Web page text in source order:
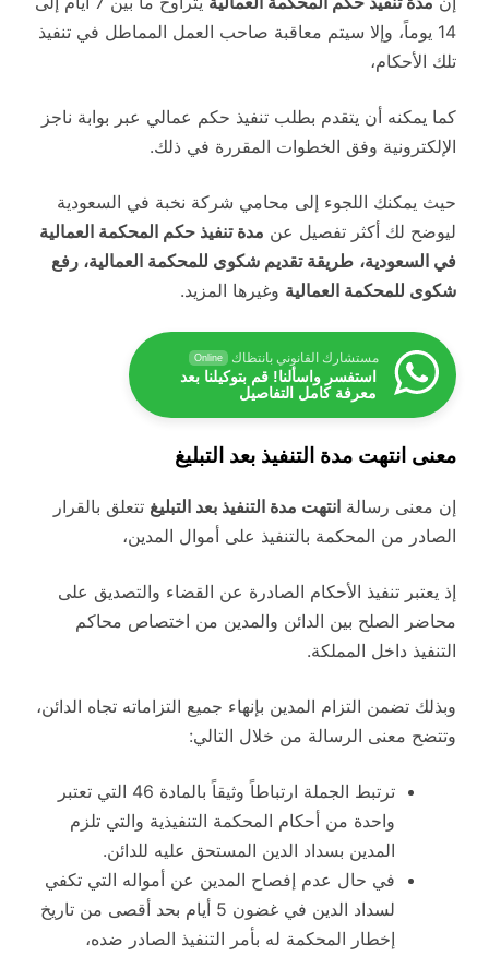
14 يوماً، وإلا سيتم معاقبة صاحب العمل المماطل في تنفيذ
تلك الأحكام،
كما يمكنه أن يتقدم بطلب تنفيذ حكم عمالي عبر بوابة ناجز
الإلكترونية وفق الخطوات المقررة في ذلك.
حيث يمكنك اللجوء إلى محامي شركة نخبة في السعودية
ليوضح لك أكثر تفصيل عن مدة تنفيذ حكم المحكمة العمالية
في السعودية، طريقة تقديم شكوى للمحكمة العمالية، رفع
شكوى للمحكمة العمالية وغيرها المزيد.
مستشارك القانوني بانتظاك Online
استفسر واسألنا! قم بتوكيلنا بعد
معرفة كامل التفاصيل
معنى انتهت مدة التنفيذ بعد التبليغ
إن معنى رسالة انتهت مدة التنفيذ بعد التبليغ تتعلق بالقرار
الصادر من المحكمة بالتنفيذ على أموال المدين،
إذ يعتبر تنفيذ الأحكام الصادرة عن القضاء والتصديق على
محاضر الصلح بين الدائن والمدين من اختصاص محاكم
التنفيذ داخل المملكة.
وبذلك تضمن التزام المدين بإنهاء جميع التزاماته تجاه الدائن،
وتتضح معنى الرسالة من خلال التالي:
ترتبط الجملة ارتباطاً وثيقاً بالمادة 46 التي تعتبر
واحدة من أحكام المحكمة التنفيذية والتي تلزم
المدين بسداد الدين المستحق عليه للدائن.
في حال عدم إفصاح المدين عن أمواله التي تكفي
لسداد الدين في غضون 5 أيام بحد أقصى من تاريخ
إخطار المحكمة له بأمر التنفيذ الصادر ضده،